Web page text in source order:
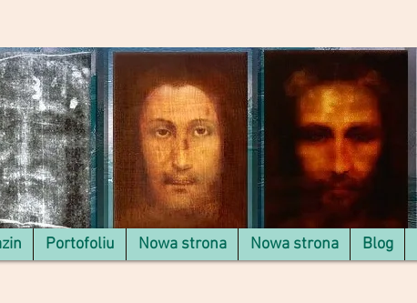
Portofoliu Nowa strona Nowa strona Blog